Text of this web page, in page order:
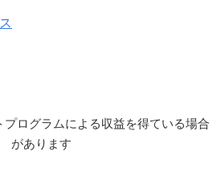
ログラムによる収益を得ている場合
があります